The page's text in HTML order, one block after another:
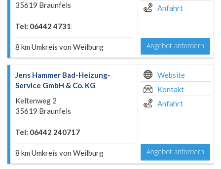
35619 Braunfels
Tel: 06442 4731
8 km Umkreis von Weilburg
Anfahrt
Angebot anfordern
Jens Hammer Bad-Heizung-
Service GmbH & Co. KG
Keltenweg 2
35619 Braunfels
Tel: 06442 240717
8 km Umkreis von Weilburg
Website
Kontakt
Anfahrt
Angebot anfordern